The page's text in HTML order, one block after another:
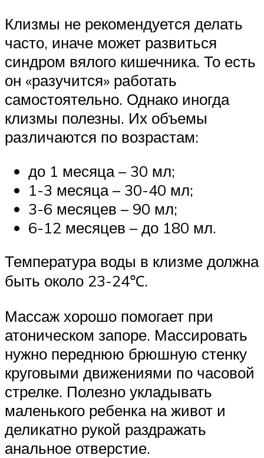
Клизмы не рекомендуется делать
часто, иначе может развиться
синдром вялого кишечника. То есть
он «разучится» работать
самостоятельно. Однако иногда
клизмы полезны. Их объемы
различаются по возрастам:
до 1 месяца – 30 мл;
1-3 месяца – 30-40 мл;
3-6 месяцев – 90 мл;
6-12 месяцев – до 180 мл.
Температура воды в клизме должна
быть около 23-24℃.
Массаж хорошо помогает при
атоническом запоре. Массировать
нужно переднюю брюшную стенку
круговыми движениями по часовой
стрелке. Полезно укладывать
маленького ребенка на живот и
деликатно рукой раздражать
анальное отверстие.